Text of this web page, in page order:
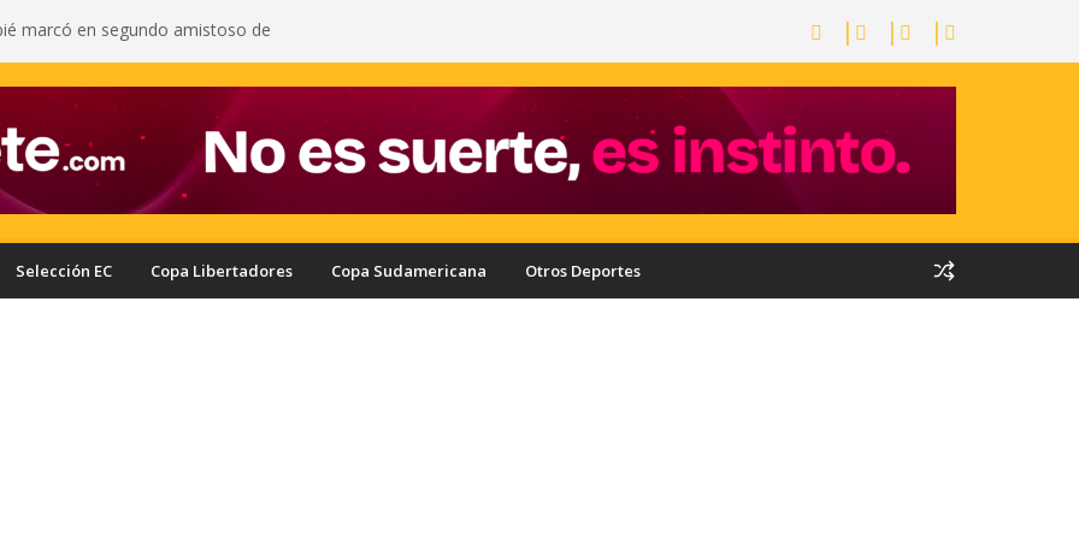
marcó en segundo amistoso de
cuánto ganaría el ecuatoriano
puede quedar eliminado de la Copa
a haber derrotado a Liga de Portoviejo?
con nuevo delantero: Ronie Carrillo llegó a
fichar por el Bombillo
Liga de Portoviejo en polémica partido
Selección EC Copa Libertadores Copa Sudamericana Otros Deportes